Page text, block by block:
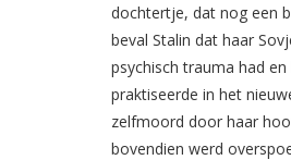
dochtertje, dat nog een
beval Stalin dat haar
psychisch trauma had
praktiseerde in het
zelfmoord door haar
bovendien werd